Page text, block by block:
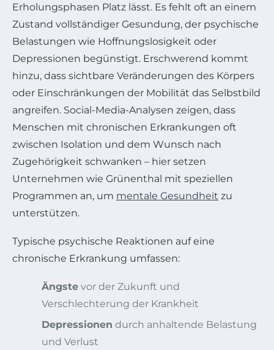
Erholungsphasen Platz lässt. Es fehlt oft an einem
Zustand vollständiger Gesundung, der psychische
Belastungen wie Hoffnungslosigkeit oder
Depressionen begünstigt. Erschwerend kommt
hinzu, dass sichtbare Veränderungen des Körpers
oder Einschränkungen der Mobilität das Selbstbild
angreifen. Social-Media-Analysen zeigen, dass
Menschen mit chronischen Erkrankungen oft
zwischen Isolation und dem Wunsch nach
Zugehörigkeit schwanken – hier setzen
Unternehmen wie Grünenthal mit speziellen
Programmen an, um mentale Gesundheit zu
unterstützen.
Typische psychische Reaktionen auf eine
chronische Erkrankung umfassen:
Ängste vor der Zukunft und
Verschlechterung der Krankheit
Depressionen durch anhaltende Belastung
und Verlust